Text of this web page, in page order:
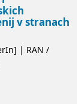
v stranach
| RAN /